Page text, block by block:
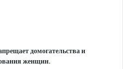
домогательства и
женщин.